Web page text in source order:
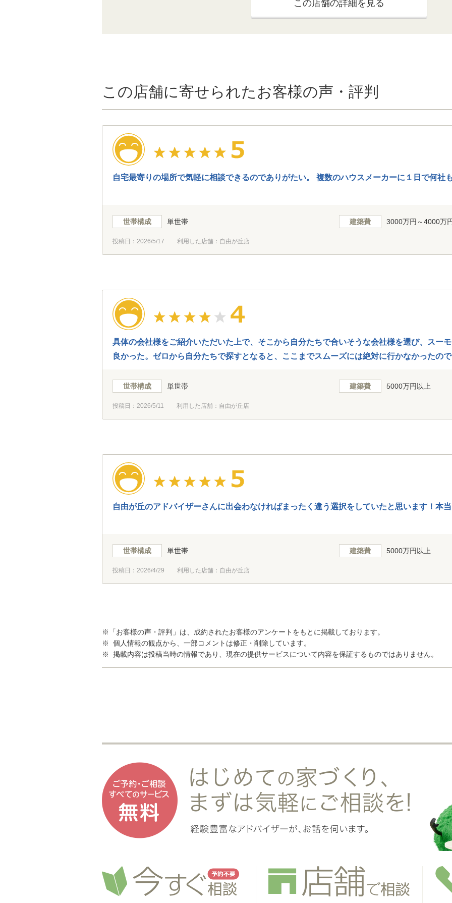
この店舗の詳細を見る
この店舗に寄せられたお客様の声・評判
自宅最寄りの場所で気軽に相談できるのでありがたい。 複数のハウスメーカーに１日で何社
世帯構成 単世帯 建築費 3000万円～4000万
投稿日： 2026/5/17 利用した店舗：自由が丘店
具体の会社様をご紹介いただいた上で、そこから自分たちで合いそうな会社様を選び、スー
良かった。ゼロから自分たちで探すとなると、ここまでスムーズには絶対に行かなかったので
世帯構成 単世帯 建築費 5000万円以上
投稿日： 2026/5/11 利用した店舗：自由が丘店
自由が丘のアドバイザーさんに出会わなければまったく違う選択をしていたと思います！本当
世帯構成 単世帯 建築費 5000万円以上
投稿日： 2026/4/29 利用した店舗：自由が丘店
※「お客様の声・評判」は、成約されたお客様のアンケートをもとに掲載しております。
※ 個人情報の観点から、一部コメントは修正・削除しています。
※ 掲載内容は投稿当時の情報であり、現在の提供サービスについて内容を保証するものではありません。